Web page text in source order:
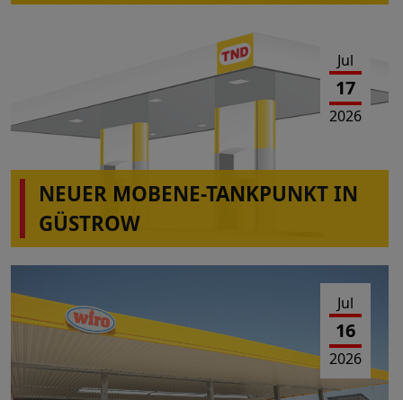
Jul
17
2026
NEUER MOBENE-TANKPUNKT IN
GÜSTROW
Jul
16
2026